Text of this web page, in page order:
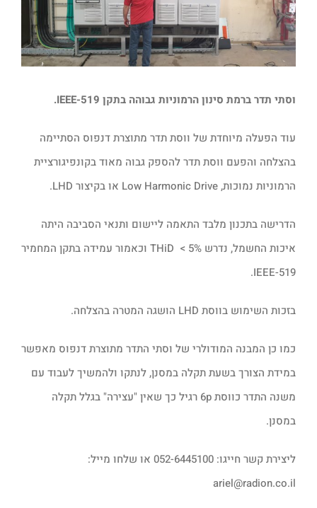
וסתי תדר ברמת סינון הרמוניות גבוהה בתקן IEEE-519.
עוד הפעלה מיוחדת של ווסת תדר מתוצרת דנפוס הסתיימה
בהצלחה והפעם ווסת תדר להספק גבוה מאוד בקונפיגורציית
הרמוניות נמוכות, Low Harmonic Drive או בקיצור LHD.
הדרישה בתכנון מלבד התאמה ליישום ותנאי הסביבה היתה
איכות החשמל, נדרש THiD < 5% וכאמור עמידה בתקן המחמיר
IEEE-519.
בזכות השימוש בווסת LHD הושגה המטרה בהצלחה.
כמו כן המבנה המודולרי של וסתי התדר מתוצרת דנפוס מאפשר
במידת הצורך בשעת תקלה במסנן, לנתקו ולהמשיך לעבוד עם
משנה התדר כווסת 6p רגיל כך שאין "עצירה" בגלל תקלה
במסנן.
ליצירת קשר חייגו: 052-6445100 או שלחו מייל:
ariel@radion.co.il